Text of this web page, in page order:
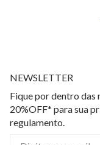
NEWSLETTER
Fique por dentro das
20%OFF* para sua
regulamento.